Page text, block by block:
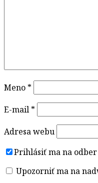
Meno *
E-mail *
Adresa webu
Prihlásiť ma na
Upozorniť ma na